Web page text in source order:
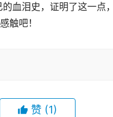
血泪史，证明了这一点
触吧！
赞 (1)